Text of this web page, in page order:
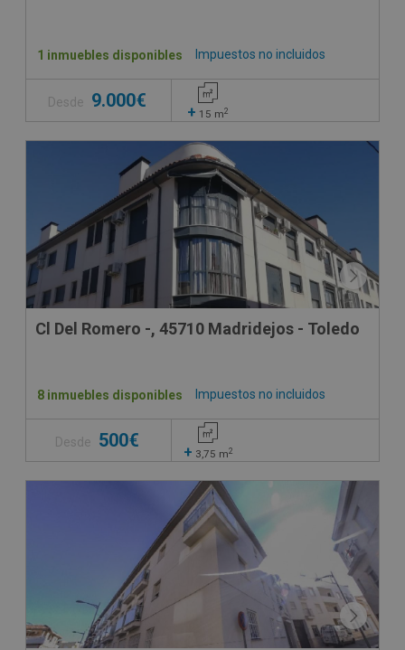
Impuestos no incluidos
1 inmuebles disponibles
Desde 9.000€
+ 15 m2
Cl Del Romero -, 45710 Madridejos - Toledo
Impuestos no incluidos
8 inmuebles disponibles
Desde 500€
+ 3,75 m2